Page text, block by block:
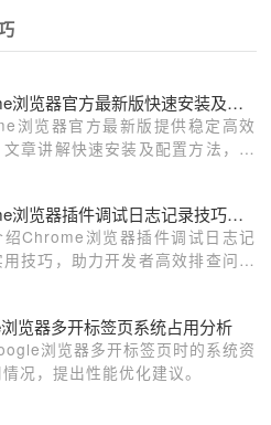
Chrome浏览器官方最新版快速安装及配置方法教程
浏览器官方最新版提供稳定高效
章讲解快速安装及配置方法，帮
Chrome浏览器插件调试日志记录技巧详解
绍Chrome浏览器插件调试日志记
用技巧，助力开发者高效排查问题
览器多开标签页系统占用分析
浏览器多开标签页时的系统资
况，提出性能优化建议。